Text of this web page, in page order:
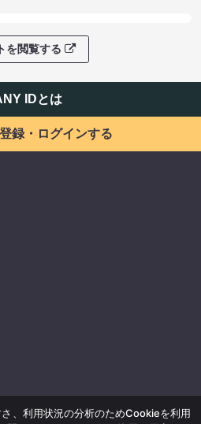
を閲覧する
IDとは
録・ログインする
、利用状況の分析のためCookieを利用